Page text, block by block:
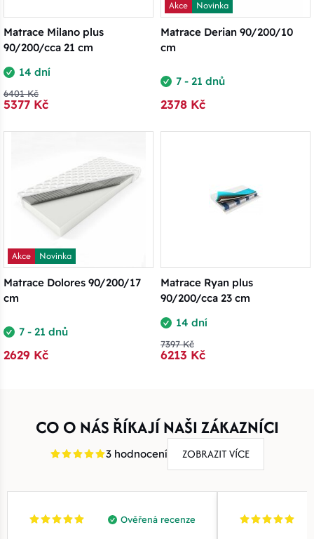
Matrace Milano plus
90/200/cca 21 cm
14 dní
6401 Kč
5377 Kč
Akce
Novinka
Matrace Derian 90/200/10
cm
7 - 21 dnů
2378 Kč
Akce
Novinka
Matrace Dolores 90/200/17
cm
7 - 21 dnů
2629 Kč
Matrace Ryan plus
90/200/cca 23 cm
14 dní
7397 Kč
6213 Kč
CO O NÁS ŘÍKAJÍ NAŠI ZÁKAZNÍCI
3 hodnocení ZOBRAZIT VÍCE
Ověřená recenze